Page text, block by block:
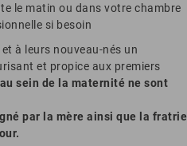
le matin ou dans votre chambre
si besoin
à leurs nouveau-nés un
et propice aux premiers
sein de la maternité ne sont
par la mère ainsi que la fratrie